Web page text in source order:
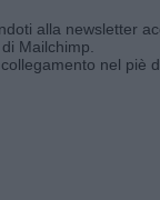
alla newsletter
Mailchimp
nel piè